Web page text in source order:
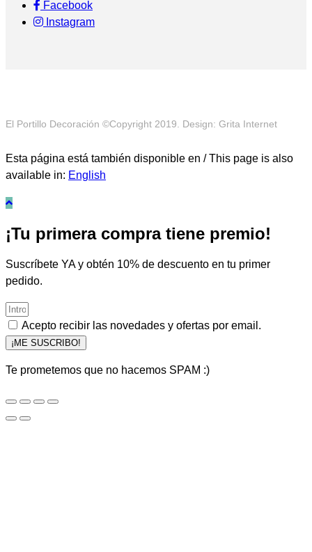
Facebook
Instagram
El Portillo Decoración ©Copyright 2019. Design: Grita Internet
Esta página está también disponible en / This page is also
available in: English
¡Tu primera compra tiene premio!
Suscríbete YA y obtén 10% de descuento en tu primer
pedido.
Acepto recibir las novedades y ofertas por email.
¡ME SUSCRIBO!
Te prometemos que no hacemos SPAM :)